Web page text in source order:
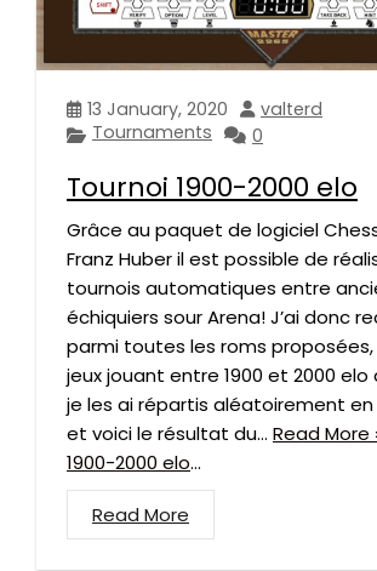
13 January, 2020
valterd
Tournaments
0
Tournoi 1900-2000 elo
Grâce au paquet de logiciel
Franz Huber il est possible de
tournois automatiques entre
échiquiers sour Arena! J’ai donc
parmi toutes les roms
jeux jouant entre 1900 et 2000 elo
je les ai répartis aléatoirement en
et voici le résultat du… Read More
1900-2000 elo...
Read More